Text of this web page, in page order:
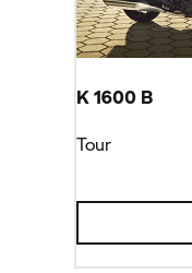
K 1600 B
Tour